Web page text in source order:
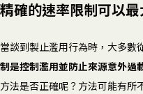
精確的速率限制可以
當談到製止濫用行為時，大多數
制是控制濫用並防止來源意外過
方法是否正確呢？方法可能有所